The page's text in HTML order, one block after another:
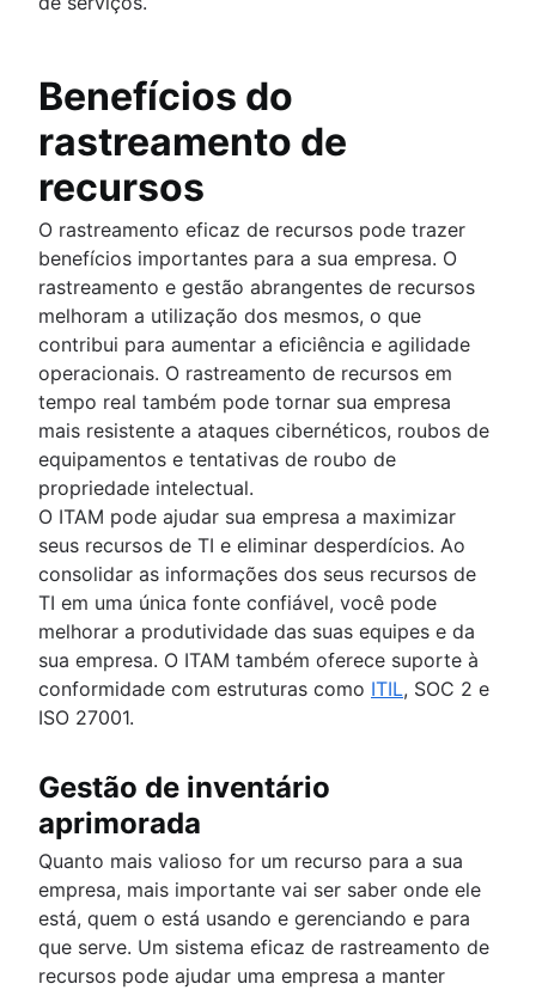
Benefícios do
rastreamento de
recursos
O rastreamento eficaz de recursos pode trazer
benefícios importantes para a sua empresa. O
rastreamento e gestão abrangentes de recursos
melhoram a utilização dos mesmos, o que
contribui para aumentar a eficiência e agilidade
operacionais. O rastreamento de recursos em
tempo real também pode tornar sua empresa
mais resistente a ataques cibernéticos, roubos de
equipamentos e tentativas de roubo de
propriedade intelectual.
O ITAM pode ajudar sua empresa a maximizar
seus recursos de TI e eliminar desperdícios. Ao
consolidar as informações dos seus recursos de
TI em uma única fonte confiável, você pode
melhorar a produtividade das suas equipes e da
sua empresa. O ITAM também oferece suporte à
conformidade com estruturas como ITIL, SOC 2 e
ISO 27001.
Gestão de inventário
aprimorada
Quanto mais valioso for um recurso para a sua
empresa, mais importante vai ser saber onde ele
está, quem o está usando e gerenciando e para
que serve. Um sistema eficaz de rastreamento de
recursos pode ajudar uma empresa a manter